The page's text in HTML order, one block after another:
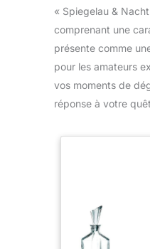
« Spiegelau &
comprenant une
présente comme
pour les amateurs
vos moments de
réponse à votre